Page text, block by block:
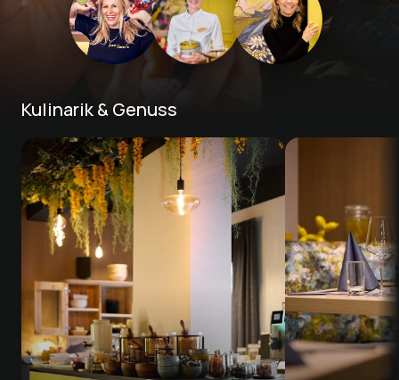
Kulinarik & Genuss